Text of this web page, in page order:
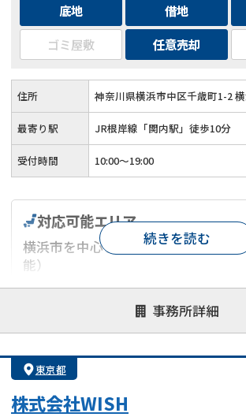
底地 借地
ゴミ屋敷
任意売却
住所 神奈川県横浜市中区千歳町1-2
最寄り駅 JR根岸線「関内駅」徒歩10分
受付時間 10:00～19:00
事務所詳細
対応可能エリア
横浜市を中心とした神奈川県エリア
能）
オンライン面談可能
決済までが早い
1億円以上の買取可
業者案件歓迎
士業連携有り
続きを読む
東京都
株式会社WISH